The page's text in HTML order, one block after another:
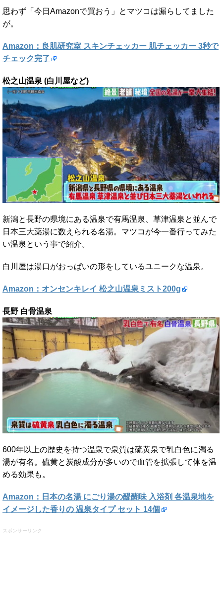
思わず「今日Amazonで買おう」とマツコは漏らしてました
が。
Amazon：良肌研究室 スキンチェッカー 肌チェッカー 3秒で
チェック完了
松之山温泉 (白川屋など)
新潟と長野の県境にある温泉で有馬温泉、草津温泉と並んで
日本三大薬湯に数えられる名湯。マツコが今一番行ってみた
い温泉という事で紹介。
白川屋は湯口がおっぱいの形をしているユニークな温泉。
Amazon：オンセンキレイ 松之山温泉ミスト200g
長野 白骨温泉
600年以上の歴史を持つ温泉で泉質は硫黄泉で乳白色に濁る
湯が有名。硫黄と炭酸成分が多いので血管を拡張して体を温
める効果も。
Amazon：日本の名湯 にごり湯の醍醐味 入浴剤 各温泉地を
イメージした香りの 温泉タイプ セット 14個
スポンサーリンク